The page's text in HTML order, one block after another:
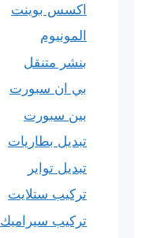
اكسس بوينت
المونيوم
بنشر متنقل
بي ان سبورت
بين سبورت
تبديل بطاريات
تبديل تواير
تركيب ستلايت
تركيب سيراميك